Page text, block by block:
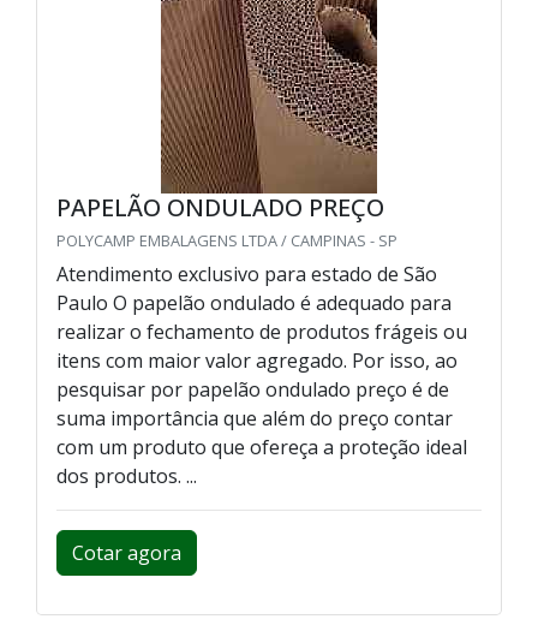
PAPELÃO ONDULADO PREÇO
POLYCAMP EMBALAGENS LTDA / CAMPINAS - SP
Atendimento exclusivo para estado de São
Paulo O papelão ondulado é adequado para
realizar o fechamento de produtos frágeis ou
itens com maior valor agregado. Por isso, ao
pesquisar por papelão ondulado preço é de
suma importância que além do preço contar
com um produto que ofereça a proteção ideal
dos produtos. ...
Cotar agora